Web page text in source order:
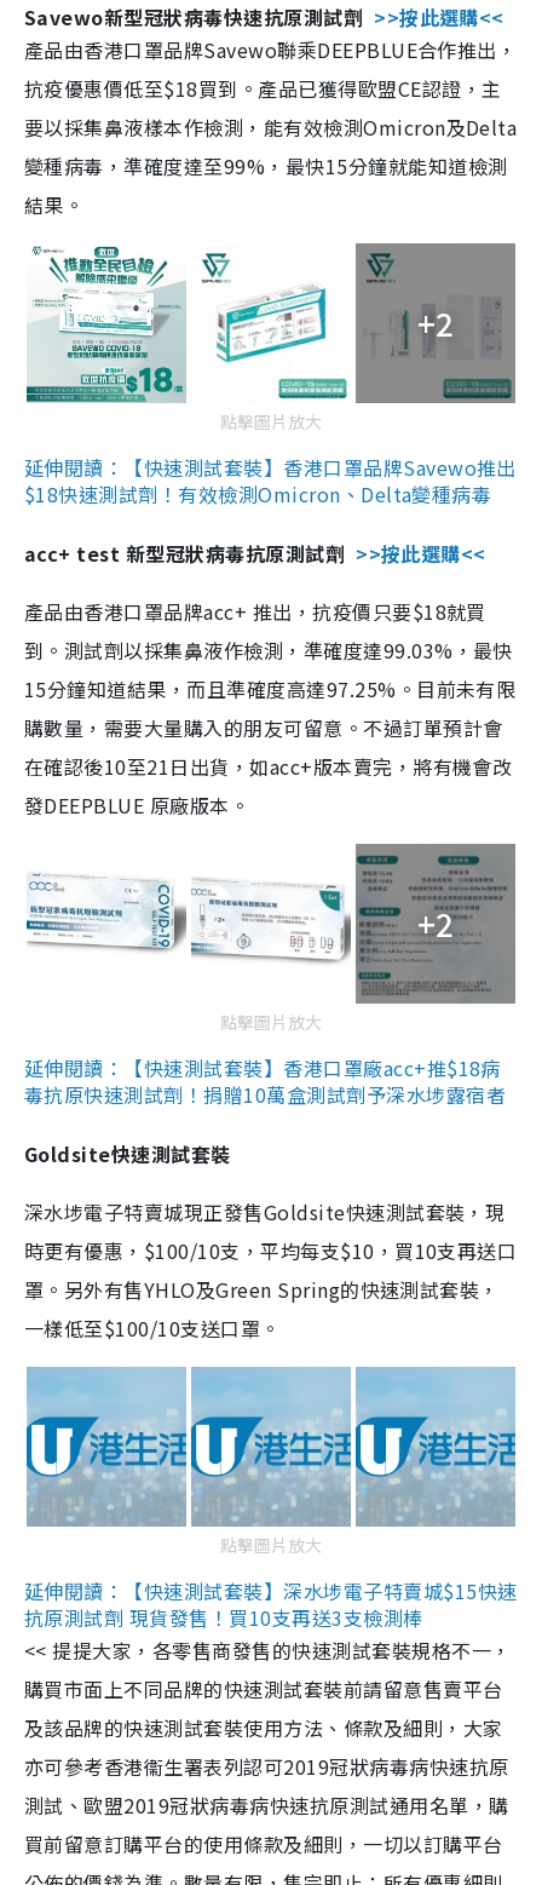
Savewo新型冠狀病毒快速抗原測試劑 >>按此選購<<
產品由香港口罩品牌Savewo聯乘DEEPBLUE合作推出，
抗疫優惠價低至$18買到。產品已獲得歐盟CE認證，主
要以採集鼻液樣本作檢測，能有效檢測Omicron及Delta
變種病毒，準確度達至99%，最快15分鐘就能知道檢測
結果。
+2
點擊圖片放大
延伸閱讀：【快速測試套裝】香港口罩品牌Savewo推出
$18快速測試劑！有效檢測Omicron、Delta變種病毒
acc+ test 新型冠狀病毒抗原測試劑 >>按此選購<<
產品由香港口罩品牌acc+ 推出，抗疫價只要$18就買
到。測試劑以採集鼻液作檢測，準確度達99.03%，最快
15分鐘知道結果，而且準確度高達97.25%。目前未有限
購數量，需要大量購入的朋友可留意。不過訂單預計會
在確認後10至21日出貨，如acc+版本賣完，將有機會改
發DEEPBLUE 原廠版本。
+2
點擊圖片放大
延伸閱讀：【快速測試套裝】香港口罩廠acc+推$18病
毒抗原快速測試劑！捐贈10萬盒測試劑予深水埗露宿者
Goldsite快速測試套裝
深水埗電子特賣城現正發售Goldsite快速測試套裝，現
時更有優惠，$100/10支，平均每支$10，買10支再送口
罩。另外有售YHLO及Green Spring的快速測試套裝，
一樣低至$100/10支送口罩。
點擊圖片放大
延伸閱讀：【快速測試套裝】深水埗電子特賣城$15快速
抗原測試劑 現貨發售！買10支再送3支檢測棒
<< 提提大家，各零售商發售的快速測試套裝規格不一，
購買市面上不同品牌的快速測試套裝前請留意售賣平台
及該品牌的快速測試套裝使用方法、條款及細則，大家
亦可參考香港衞生署表列認可2019冠狀病毒病快速抗原
測試、歐盟2019冠狀病毒病快速抗原測試通用名單，購
買前留意訂購平台的使用條款及細則，一切以訂購平台